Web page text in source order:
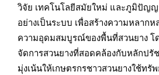
วิจัย เทคโนโลยีสมัยใหม่ และภูมิปัญ
อย่างเป็นระบบ เพื่อสร้างความหลาก
ความอุดมสมบูรณ์ของพื้นที่สวนยาง โ
จัดการสวนยางที่สอดคล้องกับหลักปรั
มุ่งเน้นให้เกษตรกรชาวสวนยางใช้ทรั